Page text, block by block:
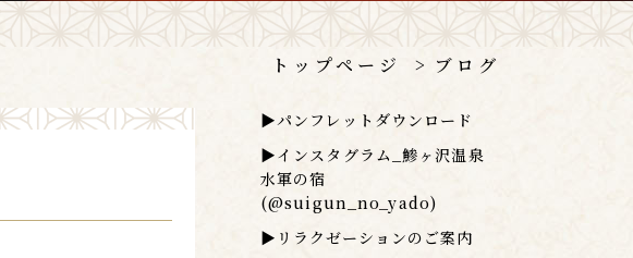
トップページ ブログ
▶パンフレットダウンロード
▶インスタグラム_鯵ヶ沢温泉
水軍の宿
(@suigun_no_yado)
▶リラクゼーションのご案内